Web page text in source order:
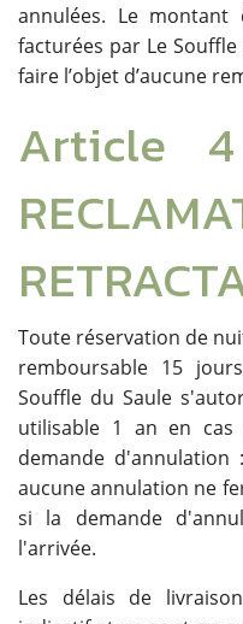
annulées. Le montant
facturées par Le
faire l’objet d’aucune
Article 4
Toute réservation de
remboursable 15
Souffle du Saule
utilisable 1 an en
demande d'annulation
aucune annulation ne
si la demande
l'arrivée.
Les délais de